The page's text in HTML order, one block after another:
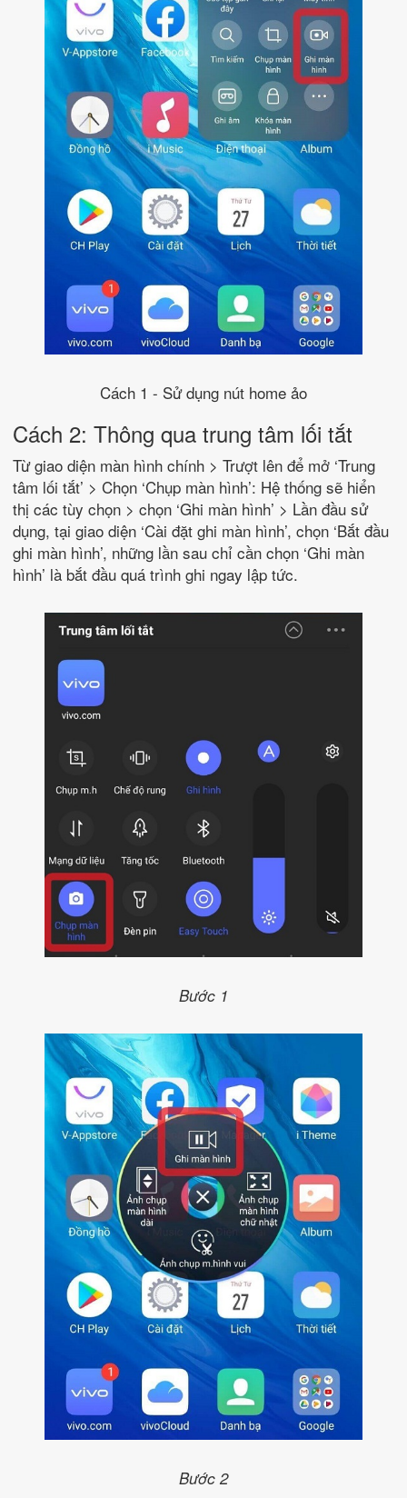
Cách 1 - Sử dụng nút home ảo
Cách 2: Thông qua trung tâm lối tắt
Từ giao diện màn hình chính > Trượt lên để mở ‘Trung
tâm lối tắt’ > Chọn ‘Chụp màn hình’: Hệ thống sẽ hiển
thị các tùy chọn > chọn ‘Ghi màn hình’ > Lần đầu sử
dụng, tại giao diện ‘Cài đặt ghi màn hình’, chọn ‘Bắt đầu
ghi màn hình’, những lần sau chỉ cần chọn ‘Ghi màn
hình’ là bắt đầu quá trình ghi ngay lập tức.
Bước 1
Bước 2